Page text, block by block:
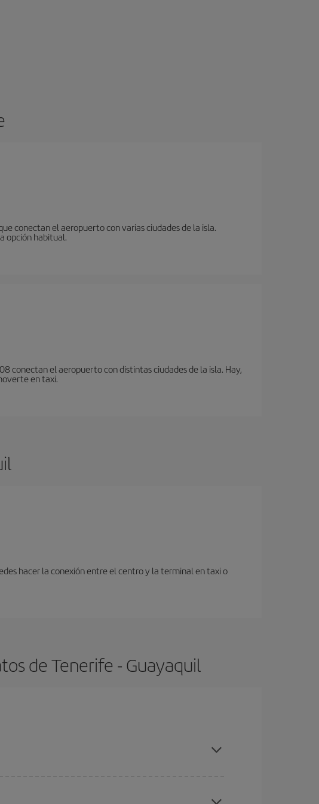
conectan el aeropuerto con varias ciudades de la isla.
opción habitual.
conectan el aeropuerto con distintas ciudades de la isla. Hay,
en taxi.
hacer la conexión entre el centro y la terminal en taxi o
de Tenerife - Guayaquil